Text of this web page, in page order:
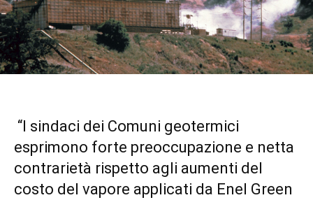
“I sindaci dei Comuni geotermici
esprimono forte preoccupazione e netta
contrarietà rispetto agli aumenti del
costo del vapore applicati da Enel Green